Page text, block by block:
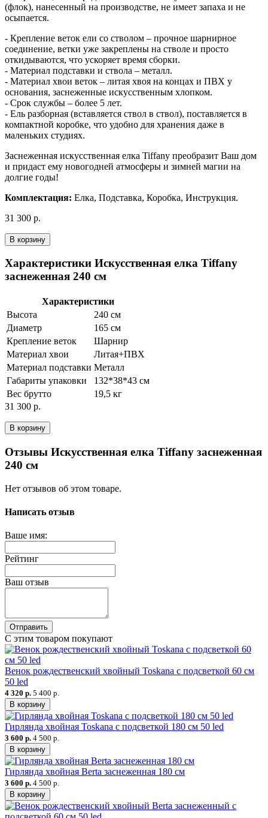
(флок), нанесенный на производстве, не имеет запаха и не
осыпается.
- Крепление веток ели со стволом – прочное шарнирное
соединение, ветки уже закреплены на стволе и просто
откидываются, что ускоряет время сборки.
- Материал подставки и ствола – металл.
- Материал хвои веток – литая хвоя на концах и ПВХ у
основания, заснеженные искусственным хлопком.
- Срок службы – более 5 лет.
- Ель разборная (вставляется ствол в ствол), поставляется в
компактной коробке, что удобно для хранения даже в
маленьких студиях.
Заснеженная искусственная елка Tiffany преобразит Ваш дом
и придаст ему новогодней атмосферы и зимней магии на
долгие годы!
Комплектация: Елка, Подставка, Коробка, Инструкция.
31 300 р.
В корзину
Характеристики Искусственная елка Tiffany
заснеженная 240 см
Характеристики
Высота
240 см
Диаметр
165 см
Крепление веток
Шарнир
Материал хвои
Литая+ПВХ
Материал подставки Металл
Габариты упаковки
132*38*43 см
Вес брутто
19,5 кг
31 300 р.
В корзину
Отзывы Искусственная елка Tiffany заснеженная
240 см
Нет отзывов об этом товаре.
Написать отзыв
Ваше имя:
Рейтинг
Ваш отзыв
Отправить
С этим товаром покупают
Венок рождественский хвойный Toskana с подсветкой 60 см
50 led
4 320 р. 5 400 р.
В корзину
Гирлянда хвойная Toskana с подсветкой 180 см 50 led
3 600 р. 4 500 р.
В корзину
Гирлянда хвойная Berta заснеженная 180 см
3 600 р. 4 500 р.
В корзину